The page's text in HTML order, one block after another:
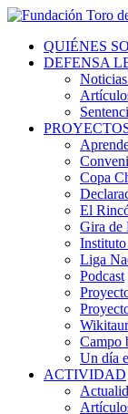
QUIÉNES
DEFENSA
Copa
El
Gira de
Liga
Podcast
Campo
Un día
ACTIVIDAD